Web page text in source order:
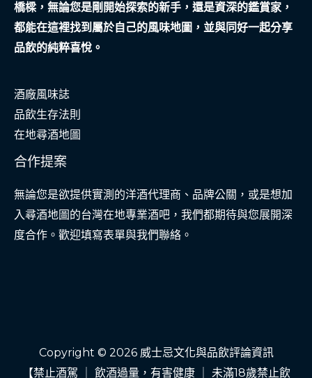
橋樑，無論您是剛開始探索的新手，還是資深的鑑賞家，
都能在這裡找到屬於自己的風味地圖，並與同好一起分享
品飲的純粹喜悅。
酒廠風味誌
品飲生存法則
在地尋酒地圖
合作提案
無論您是欲提供實測的洋酒代理商、品牌公關，或是想加
入尋酒地圖的台灣在地專業酒吧，我們都期待與您展開深
度合作。歡迎填寫表單與我們聯絡。
Copyright © 2026 威士忌文化與品飲評論資訊
【禁止酒駕 ｜ 飲酒過量，有害健康 ｜ 未滿18歲禁止飲